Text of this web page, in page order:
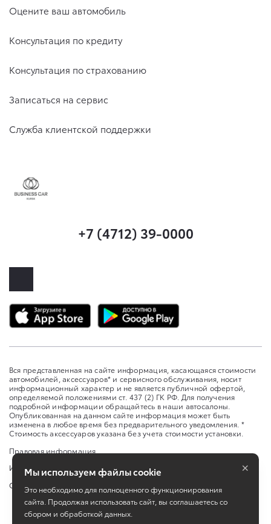
Оцените ваш автомобиль
Консультация по кредиту
Консультация по страхованию
Записаться на сервис
Служба клиентской поддержки
+7 (4712) 39-0000
Вся представленная на сайте информация, касающаяся стоимости
автомобилей, аксессуаров* и сервисного обслуживания, носит
информационный характер и не является публичной офертой,
определяемой положениями ст. 437 (2) ГК РФ. Для получения
подробной информации обращайтесь в наши автосалоны.
Опубликованная на данном сайте информация может быть
изменена в любое время без предварительного уведомления. *
Стоимость аксессуаров указана без учета стоимости установки.
Правовая информация
Изменить настройку cookies
Сбросить cookie
Мы используем файлы cookie
Это необходимо для полноценного функционирования
сайта. Продолжая использовать сайт, вы соглашаетесь со
сбором и обработкой данных.
×